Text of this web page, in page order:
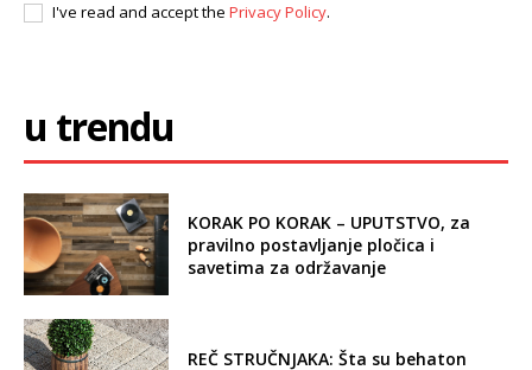
I've read and accept the Privacy Policy.
u trendu
KORAK PO KORAK – UPUTSTVO, za
pravilno postavljanje pločica i
savetima za održavanje
REČ STRUČNJAKA: Šta su behaton